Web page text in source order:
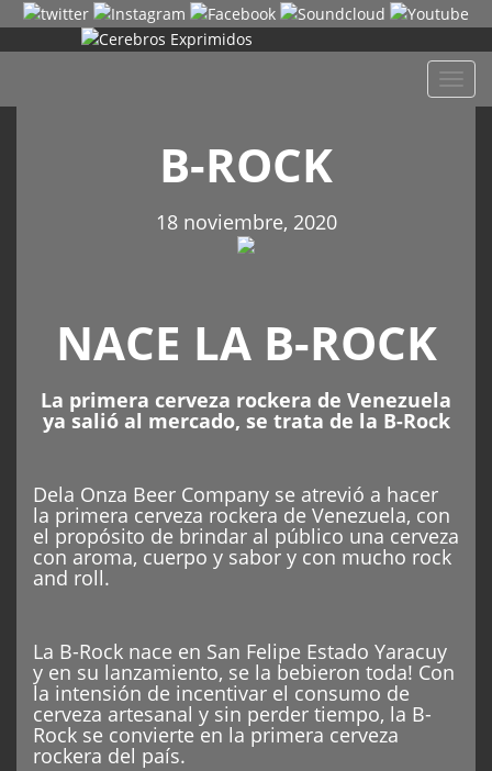
B-ROCK
18 noviembre, 2020
NACE LA B-ROCK
La primera cerveza rockera de Venezuela
ya salió al mercado, se trata de la B-Rock
Dela Onza Beer Company se atrevió a hacer
la primera cerveza rockera de Venezuela, con
el propósito de brindar al público una cerveza
con aroma, cuerpo y sabor y con mucho rock
and roll.
La B-Rock nace en San Felipe Estado Yaracuy
y en su lanzamiento, se la bebieron toda! Con
la intensión de incentivar el consumo de
cerveza artesanal y sin perder tiempo, la B-
Rock se convierte en la primera cerveza
rockera del país.